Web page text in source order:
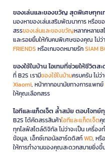
ของเล่นและของขวัญ สุดพิเศษทุกเ
มองหาของเล่นเสริมพัฒนาการ หรือข
สรรของเล่นและของขวัญหลากหลายส
และรอยยิ้มให้กับคนพิเศษของคุณ ไม่ว่
FRIENDS หรือเกมจดหมายรักSIAM
ของใช้ในบ้าน ไอเทมที่ช่วยให้ชีวิตส
ที่ B2S เรามีของใช้ในบ้านครบครัน ไม่ว่
Xiaomi, หน้ากากอนามัยทางการแพทย์
ให้คุณเลือกสรร
ไอทีและแก็ดเจ็ต ล้ำสมัย ตอบโจทย์
B2S ได้คัดสรรสินค้าไอทีและแก็ดเจ็ตคุ
ทุกไลฟ์สไตล์ดิจิทัล ไม่ว่าจะเป็น เครื่อง
ข้อมูล, เอ็กซ์เทอนัลฮาร์ดดิสก์WD, หรื
ให้การทำงานของคุณสะดวกสบายยิ่งขึ้